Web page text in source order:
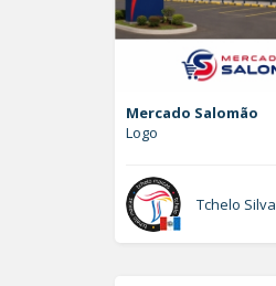
Mercado Salomão
Logo
Tchelo Silva